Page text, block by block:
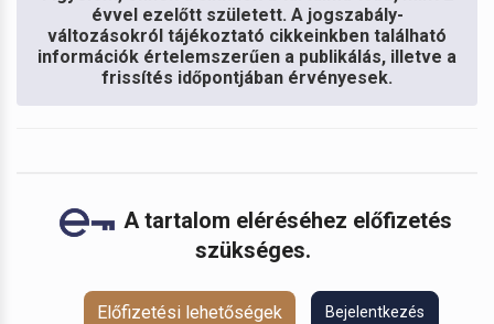
évvel ezelőtt született. A jogszabály-
változásokról tájékoztató cikkeinkben található
információk értelemszerűen a publikálás, illetve a
frissítés időpontjában érvényesek.
A tartalom eléréséhez előfizetés
szükséges.
Előfizetési lehetőségek Bejelentkezés